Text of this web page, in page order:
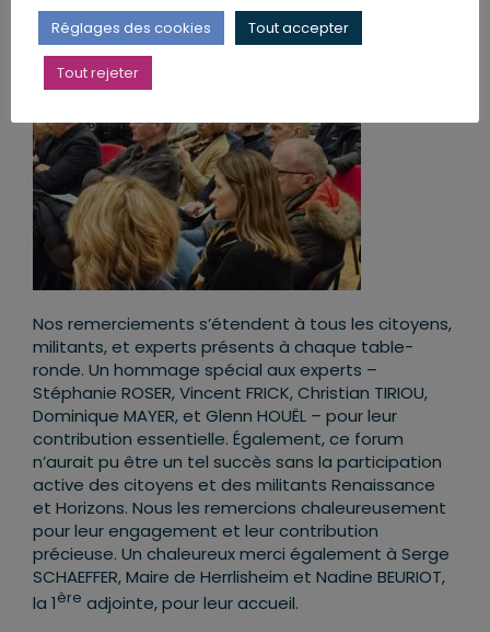
Un hommageappuyé aux experts et aux militants
Nos remerciements s’étendent à tous les citoyens,
militants, et experts présents à chaque table-
ronde. Un hommage spécial aux experts –
Stéphanie ROSER, Vincent FRICK, Christian TIRIOU,
Dominique MAYER, et Glenn HOUËL – pour leur
contribution essentielle. Également, ce forum
n’aurait pu être un tel succès sans la participation
active des citoyens et des militants Renaissance
et Horizons. Nous les remercions chaleureusement
pour leur engagement et leur contribution
précieuse. Un chaleureux merci également à Serge
SCHAEFFER, Maire de Herrlisheim et Nadine BEURIOT,
la 1ère adjointe, pour leur accueil.
Réglages des cookies Tout accepter
Tout rejeter